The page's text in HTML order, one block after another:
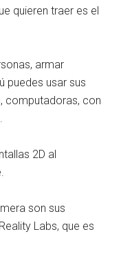
quieren traer es el
armar
puedes usar sus
computadoras, con
2D al
son sus
Labs, que es